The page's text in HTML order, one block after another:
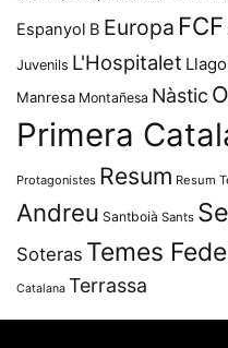
Espanyol B Europa FCF
Juvenils L'Hospitalet
Manresa Montañesa Nàstic
Primera
Protagonistes Resum Resum
Andreu Santboià Sants
Soteras Temes
Catalana Terrassa